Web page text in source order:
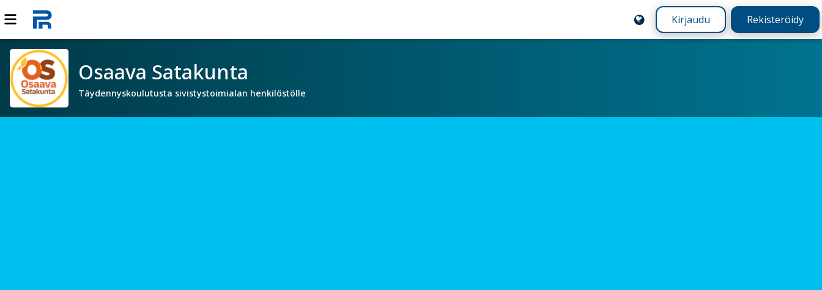
Kirjaudu Rekisteröidy
Osaava Satakunta
Täydennyskoulutusta sivistystoimialan henkilöstölle